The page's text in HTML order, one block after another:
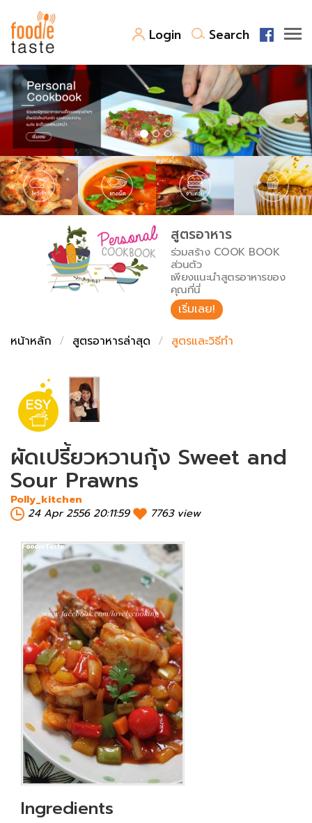
Login Search
สูตรอาหาร
สูตรอาหารล่าสุด
Top Foodie
พาไปชิม
สารพันก้นครัว
เคล็ดลับน่ารู้
เปรียบเทียบหน่วยการตวง
เปรียบเทียบอุณหภูมิ
เปรียบเทียบน้ำหนักวัตถุดิบ
FoodPedia
สร้าง Cookbook
สูตรอาหาร
ร่วมสร้าง COOK BOOK
ส่วนตัว
เพียงแนะนำสูตรอาหารของ
คุณที่นี่
เริ่มเลย!
หน้าหลัก
สูตรอาหารล่าสุด สูตรและวิธีทำ
ผัดเปรี้ยวหวานกุ้ง Sweet and
Sour Prawns
Polly_kitchen
24 Apr 2556 20:11:59
7763 view
Ingredients